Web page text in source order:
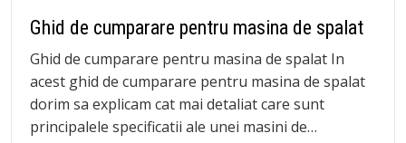
Ghid de cumparare pentru masina de spalat
Ghid de cumparare pentru masina de spalat In
acest ghid de cumparare pentru masina de spalat
dorim sa explicam cat mai detaliat care sunt
principalele specificatii ale unei masini de…